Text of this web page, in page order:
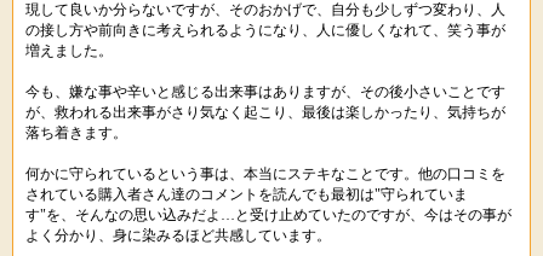
現して良いか分らないですが、そのおかげで、自分も少しずつ変わり、人
の接し方や前向きに考えられるようになり、人に優しくなれて、笑う事が
増えました。
今も、嫌な事や辛いと感じる出来事はありますが、その後小さいことです
が、救われる出来事がさり気なく起こり、最後は楽しかったり、気持ちが
落ち着きます。
何かに守られているという事は、本当にステキなことです。他の口コミを
されている購入者さん達のコメントを読んでも最初は"守られていま
す"を、そんなの思い込みだよ…と受け止めていたのですが、今はその事が
よく分かり、身に染みるほど共感しています。